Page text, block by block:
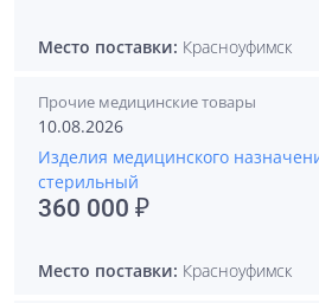
Место поставки: Красноуфимск
Прочие медицинские товары
10.08.2026
Изделия медицинского
стерильный
360 000 ₽
Место поставки: Красноуфимск